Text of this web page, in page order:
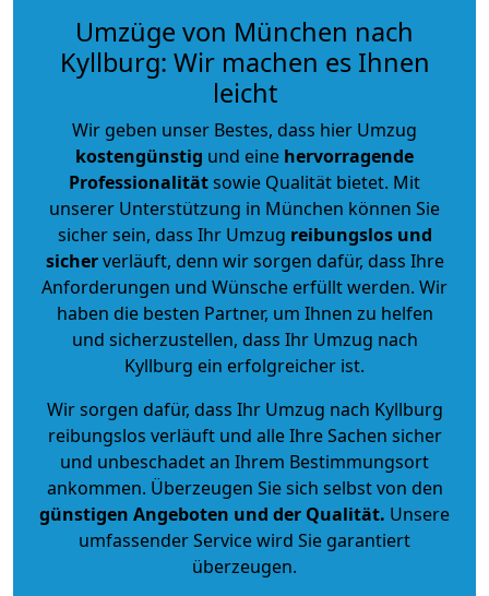
Umzüge von München nach
Kyllburg: Wir machen es Ihnen
leicht
Wir geben unser Bestes, dass hier Umzug
kostengünstig und eine hervorragende
Professionalitätsowie Qualität bietet. Mit
unserer Unterstützung in München können Sie
sicher sein, dass Ihr Umzug reibungslos und
sicherverläuft, denn wir sorgen dafür, dass Ihre
Anforderungen und Wünsche erfüllt werden. Wir
haben die besten Partner, um Ihnen zu helfen
und sicherzustellen, dass Ihr Umzug nach
Kyllburg ein erfolgreicher ist.
Wir sorgen dafür, dass Ihr Umzug nach Kyllburg
reibungslos verläuft und alle Ihre Sachen sicher
und unbeschadet an Ihrem Bestimmungsort
ankommen. Überzeugen Sie sich selbst von den
günstigen Angeboten und der Qualität. Unsere
umfassender Service wird Sie garantiert
überzeugen.